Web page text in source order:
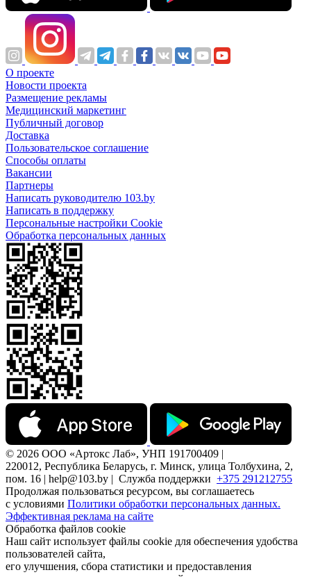
О проекте
Новости проекта
Размещение рекламы
Медицинский маркетинг
Публичный договор
Доставка
Пользовательское соглашение
Способы оплаты
Вакансии
Партнеры
Написать руководителю 103.by
Написать в поддержку
Персональные настройки Cookie
Обработка персональных данных
© 2026 ООО «Артокс Лаб», УНП 191700409 |
220012, Республика Беларусь, г. Минск, улица Толбухина, 2,
пом. 16 | help@103.by | Служба поддержки +375 291212755
Продолжая пользоваться ресурсом, вы соглашаетесь
с условиями Политики обработки персональных данных.
Эффективная реклама на сайте
Обработка файлов cookie
Наш сайт использует файлы cookie для обеспечения удобства
пользователей сайта,
его улучшения, сбора статистики и предоставления